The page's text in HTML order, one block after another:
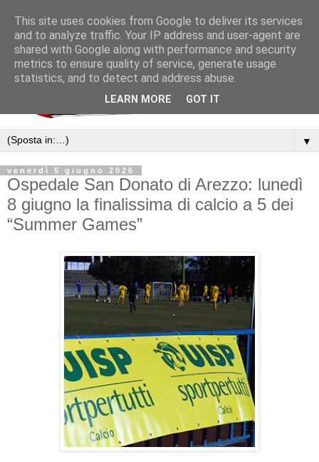
▼
venerdì 5 giugno 2026
Ospedale San Donato di Arezzo: lunedì
8 giugno la finalissima di calcio a 5 dei
“Summer Games”
This site uses cookies from Google to deliver its services
and to analyze traffic. Your IP address and user-agent are
shared with Google along with performance and security
metrics to ensure quality of service, generate usage
statistics, and to detect and address abuse.
LEARN MORE GOT IT